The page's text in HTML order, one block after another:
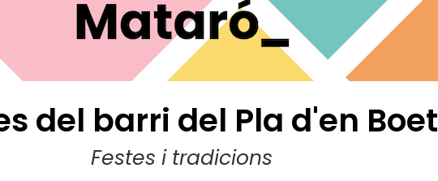
del barri del Pla d'en Boet
Festes i tradicions